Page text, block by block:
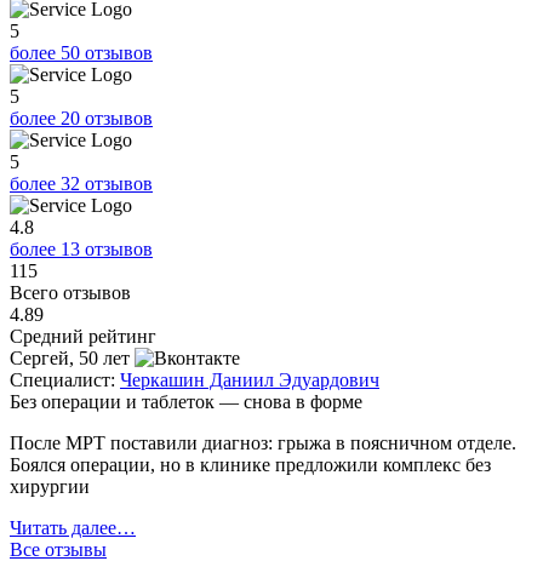
5
более 50 отзывов
5
более 20 отзывов
5
более 32 отзывов
4.8
более 13 отзывов
115
Всего отзывов
4.89
Средний рейтинг
Сергей, 50 лет
Специалист: Черкашин Даниил Эдуардович
Без операции и таблеток — снова в форме
После МРТ поставили диагноз: грыжа в поясничном отделе.
Боялся операции, но в клинике предложили комплекс без
хирургии
Читать далее…
Все отзывы